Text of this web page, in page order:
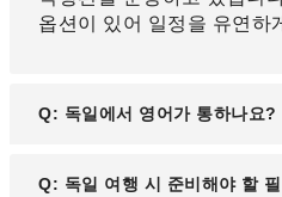
옵션이 있어 일정을 유연하
Q: 독일에서 영어가 통하나요?
A: 독일의 공용어는 독일어
Q: 독일 여행 시 준비해야 할